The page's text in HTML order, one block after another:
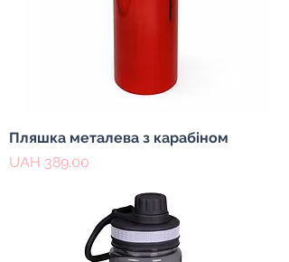
Пляшка металева з карабіном
Price
UAH 389.00